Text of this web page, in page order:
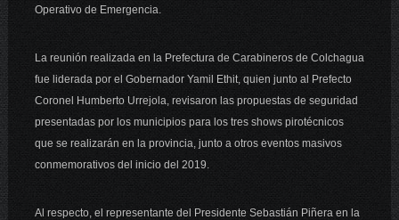
Operativo de Emergencia.
La reunión realizada en la Prefectura de Carabineros de Colchagua
fue liderada por el Gobernador Yamil Ethit, quien junto al Prefecto
Coronel Humberto Urrejola, revisaron las propuestas de seguridad
presentadas por los municipios para los tres shows pirotécnicos
que se realizarán en la provincia, junto a otros eventos masivos
conmemorativos del inicio del 2019.
Al respecto, el representante del Presidente Sebastián Piñera en la